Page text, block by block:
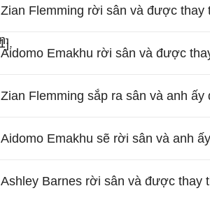
Zian Flemming rời sân và được thay
Aidomo Emakhu rời sân và được
Zian Flemming sắp ra sân và anh
Aidomo Emakhu sẽ rời sân và anh
Ashley Barnes rời sân và được thay